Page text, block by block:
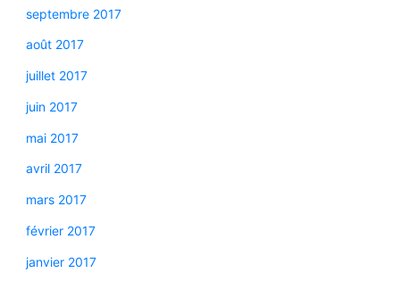
septembre 2017
août 2017
juillet 2017
juin 2017
mai 2017
avril 2017
mars 2017
février 2017
janvier 2017